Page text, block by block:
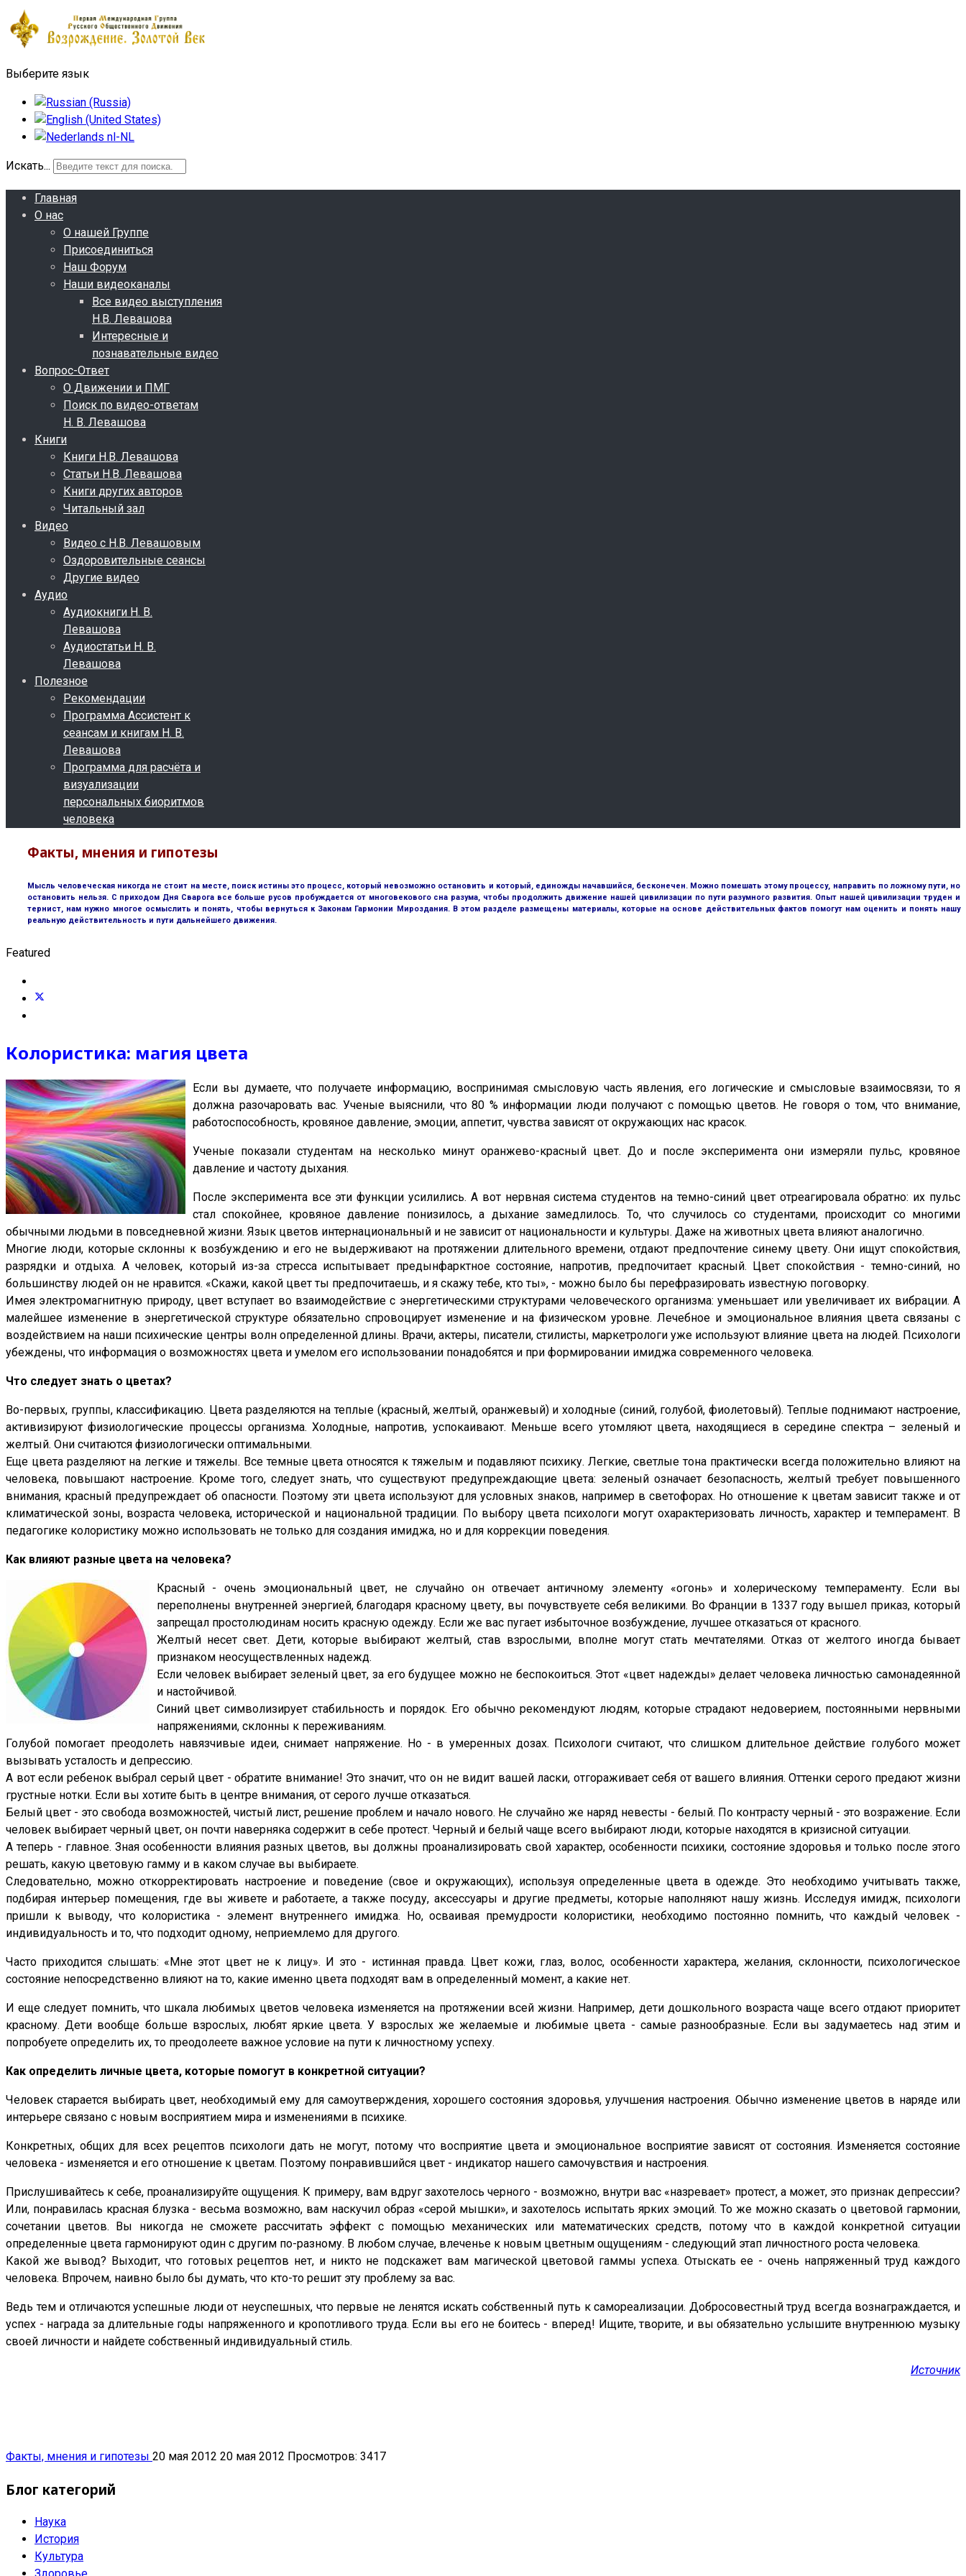
Выберите язык
Искать...
Главная
О нас
О нашей Группе
Присоединиться
Наш Форум
Наши видеоканалы
Все видео выступления
Н.В. Левашова
Интересные и
познавательные видео
Вопрос-Ответ
О Движении и ПМГ
Поиск по видео-ответам
Н. В. Левашова
Книги
Книги Н.В. Левашова
Статьи Н.В. Левашова
Книги других авторов
Читальный зал
Видео
Видео с Н.В. Левашовым
Оздоровительные сеансы
Другие видео
Аудио
Аудиокниги Н. В.
Левашова
Аудиостатьи Н. В.
Левашова
Полезное
Рекомендации
Программа Ассистент к
сеансам и книгам Н. В.
Левашова
Программа для расчёта и
визуализации
персональных биоритмов
человека
Факты, мнения и гипотезы
Мысль человеческая никогда не стоит на месте, поиск истины это процесс, который невозможно остановить и который, единожды начавшийся, бесконечен. Можно помешать этому процессу, направить по ложному пути, но
остановить нельзя. С приходом Дня Сварога все больше русов пробуждается от многовекового сна разума, чтобы продолжить движение нашей цивилизации по пути разумного развития. Опыт нашей цивилизации труден и
тернист, нам нужно многое осмыслить и понять, чтобы вернуться к Законам Гармонии Мироздания. В этом разделе размещены материалы, которые на основе действительных фактов помогут нам оценить и понять нашу
реальную действительность и пути дальнейшего движения.
Featured
Колористика: магия цвета
Если вы думаете, что получаете информацию, воспринимая смысловую часть явления, его логические и смысловые взаимосвязи, то я
должна разочаровать вас. Ученые выяснили, что 80 % информации люди получают с помощью цветов. Не говоря о том, что внимание,
работоспособность, кровяное давление, эмоции, аппетит, чувства зависят от окружающих нас красок.
Ученые показали студентам на несколько минут оранжево-красный цвет. До и после эксперимента они измеряли пульс, кровяное
давление и частоту дыхания.
После эксперимента все эти функции усилились. А вот нервная система студентов на темно-синий цвет отреагировала обратно: их пульс
стал спокойнее, кровяное давление понизилось, а дыхание замедлилось. То, что случилось со студентами, происходит со многими
обычными людьми в повседневной жизни. Язык цветов интернациональный и не зависит от национальности и культуры. Даже на животных цвета влияют аналогично.
Многие люди, которые склонны к возбуждению и его не выдерживают на протяжении длительного времени, отдают предпочтение синему цвету. Они ищут спокойствия,
разрядки и отдыха. А человек, который из-за стресса испытывает предынфарктное состояние, напротив, предпочитает красный. Цвет спокойствия - темно-синий, но
большинству людей он не нравится. «Скажи, какой цвет ты предпочитаешь, и я скажу тебе, кто ты», - можно было бы перефразировать известную поговорку.
Имея электромагнитную природу, цвет вступает во взаимодействие с энергетическими структурами человеческого организма: уменьшает или увеличивает их вибрации. А
малейшее изменение в энергетической структуре обязательно спровоцирует изменение и на физическом уровне. Лечебное и эмоциональное влияния цвета связаны с
воздействием на наши психические центры волн определенной длины. Врачи, актеры, писатели, стилисты, маркетрологи уже используют влияние цвета на людей. Психологи
убеждены, что информация о возможностях цвета и умелом его использовании понадобятся и при формировании имиджа современного человека.
Что следует знать о цветах?
Во-первых, группы, классификацию. Цвета разделяются на теплые (красный, желтый, оранжевый) и холодные (синий, голубой, фиолетовый). Теплые поднимают настроение,
активизируют физиологические процессы организма. Холодные, напротив, успокаивают. Меньше всего утомляют цвета, находящиеся в середине спектра – зеленый и
желтый. Они считаются физиологически оптимальными.
Еще цвета разделяют на легкие и тяжелы. Все темные цвета относятся к тяжелым и подавляют психику. Легкие, светлые тона практически всегда положительно влияют на
человека, повышают настроение. Кроме того, следует знать, что существуют предупреждающие цвета: зеленый означает безопасность, желтый требует повышенного
внимания, красный предупреждает об опасности. Поэтому эти цвета используют для условных знаков, например в светофорах. Но отношение к цветам зависит также и от
климатической зоны, возраста человека, исторической и национальной традиции. По выбору цвета психологи могут охарактеризовать личность, характер и темперамент. В
педагогике колористику можно использовать не только для создания имиджа, но и для коррекции поведения.
Как влияют разные цвета на человека?
Красный - очень эмоциональный цвет, не случайно он отвечает античному элементу «огонь» и холерическому темпераменту. Если вы
переполнены внутренней энергией, благодаря красному цвету, вы почувствуете себя великими. Во Франции в 1337 году вышел приказ, который
запрещал простолюдинам носить красную одежду. Если же вас пугает избыточное возбуждение, лучшее отказаться от красного.
Желтый несет свет. Дети, которые выбирают желтый, став взрослыми, вполне могут стать мечтателями. Отказ от желтого иногда бывает
признаком неосуществленных надежд.
Если человек выбирает зеленый цвет, за его будущее можно не беспокоиться. Этот «цвет надежды» делает человека личностью самонадеянной
и настойчивой.
Синий цвет символизирует стабильность и порядок. Его обычно рекомендуют людям, которые страдают недоверием, постоянными нервными
напряжениями, склонны к переживаниям.
Голубой помогает преодолеть навязчивые идеи, снимает напряжение. Но - в умеренных дозах. Психологи считают, что слишком длительное действие голубого может
вызывать усталость и депрессию.
А вот если ребенок выбрал серый цвет - обратите внимание! Это значит, что он не видит вашей ласки, отгораживает себя от вашего влияния. Оттенки серого предают жизни
грустные нотки. Если вы хотите быть в центре внимания, от серого лучше отказаться.
Белый цвет - это свобода возможностей, чистый лист, решение проблем и начало нового. Не случайно же наряд невесты - белый. По контрасту черный - это возражение. Если
человек выбирает черный цвет, он почти наверняка содержит в себе протест. Черный и белый чаще всего выбирают люди, которые находятся в кризисной ситуации.
А теперь - главное. Зная особенности влияния разных цветов, вы должны проанализировать свой характер, особенности психики, состояние здоровья и только после этого
решать, какую цветовую гамму и в каком случае вы выбираете.
Следовательно, можно откорректировать настроение и поведение (свое и окружающих), используя определенные цвета в одежде. Это необходимо учитывать также,
подбирая интерьер помещения, где вы живете и работаете, а также посуду, аксессуары и другие предметы, которые наполняют нашу жизнь. Исследуя имидж, психологи
пришли к выводу, что колористика - элемент внутреннего имиджа. Но, осваивая премудрости колористики, необходимо постоянно помнить, что каждый человек -
индивидуальность и то, что подходит одному, неприемлемо для другого.
Часто приходится слышать: «Мне этот цвет не к лицу». И это - истинная правда. Цвет кожи, глаз, волос, особенности характера, желания, склонности, психологическое
состояние непосредственно влияют на то, какие именно цвета подходят вам в определенный момент, а какие нет.
И еще следует помнить, что шкала любимых цветов человека изменяется на протяжении всей жизни. Например, дети дошкольного возраста чаще всего отдают приоритет
красному. Дети вообще больше взрослых, любят яркие цвета. У взрослых же желаемые и любимые цвета - самые разнообразные. Если вы задумаетесь над этим и
попробуете определить их, то преодолеете важное условие на пути к личностному успеху.
Как определить личные цвета, которые помогут в конкретной ситуации?
Человек старается выбирать цвет, необходимый ему для самоутверждения, хорошего состояния здоровья, улучшения настроения. Обычно изменение цветов в наряде или
интерьере связано с новым восприятием мира и изменениями в психике.
Конкретных, общих для всех рецептов психологи дать не могут, потому что восприятие цвета и эмоциональное восприятие зависят от состояния. Изменяется состояние
человека - изменяется и его отношение к цветам. Поэтому понравившийся цвет - индикатор нашего самочувствия и настроения.
Прислушивайтесь к себе, проанализируйте ощущения. К примеру, вам вдруг захотелось черного - возможно, внутри вас «назревает» протест, а может, это признак депрессии?
Или, понравилась красная блузка - весьма возможно, вам наскучил образ «серой мышки», и захотелось испытать ярких эмоций. То же можно сказать о цветовой гармонии,
сочетании цветов. Вы никогда не сможете рассчитать эффект с помощью механических или математических средств, потому что в каждой конкретной ситуации
определенные цвета гармонируют один с другим по-разному. В любом случае, влеченье к новым цветным ощущениям - следующий этап личностного роста человека.
Какой же вывод? Выходит, что готовых рецептов нет, и никто не подскажет вам магической цветовой гаммы успеха. Отыскать ее - очень напряженный труд каждого
человека. Впрочем, наивно было бы думать, что кто-то решит эту проблему за вас.
Ведь тем и отличаются успешные люди от неуспешных, что первые не ленятся искать собственный путь к самореализации. Добросовестный труд всегда вознаграждается, и
успех - награда за длительные годы напряженного и кропотливого труда. Если вы его не боитесь - вперед! Ищите, творите, и вы обязательно услышите внутреннюю музыку
своей личности и найдете собственный индивидуальный стиль.
Источник
Факты, мнения и гипотезы 20 мая 2012 20 мая 2012 Просмотров: 3417
Блог категорий
Наука
История
Культура